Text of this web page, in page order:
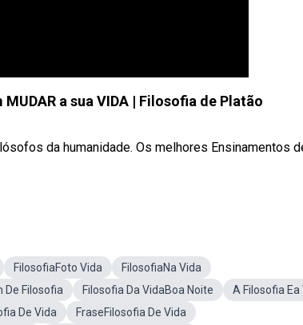
a sua VIDA | Filosofia de Platão
da humanidade. Os melhores Ensinamentos
FilosofiaFoto Vida
FilosofiaNa Vida
De Filosofia Filosofia Da VidaBoa Noite
A Filosofia Ea
De Vida
FraseFilosofia De Vida